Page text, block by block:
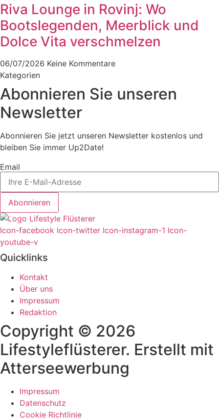
Riva Lounge in Rovinj: Wo
Bootslegenden, Meerblick und
Dolce Vita verschmelzen
06/07/2026 Keine Kommentare
Kategorien
Abonnieren Sie unseren
Newsletter
Abonnieren Sie jetzt unseren Newsletter kostenlos und
bleiben Sie immer Up2Date!
Email
Abonnieren
Icon-facebook Icon-twitter Icon-instagram-1 Icon-
youtube-v
Quicklinks
Kontakt
Über uns
Impressum
Redaktion
Copyright © 2026
Lifestyleflüsterer. Erstellt mit
Atterseewerbung
Impressum
Datenschutz
Cookie Richtlinie